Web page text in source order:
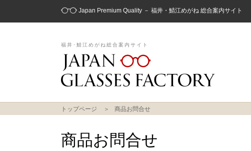
Japan Premium Quality － 福井・鯖江めがね 総合案内サイト
福井･鯖江めがね総合案内サイト
トップページ 商品お問合せ
商品お問合せ